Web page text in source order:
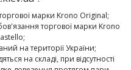
марки Krono Original;
торгової марки Krono
на території України;
на складі, при відсутності